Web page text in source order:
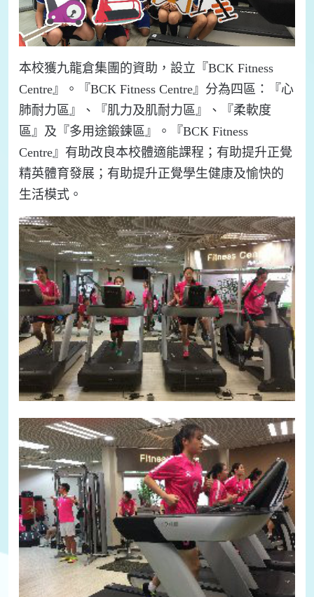
本校獲九龍倉集團的資助，設立『BCK Fitness
Centre』。『BCK Fitness Centre』分為四區：『心
肺耐力區』、『肌力及肌耐力區』、『柔軟度
區』及『多用途鍛鍊區』。『BCK Fitness
Centre』有助改良本校體適能課程；有助提升正覺
精英體育發展；有助提升正覺學生健康及愉快的
生活模式。